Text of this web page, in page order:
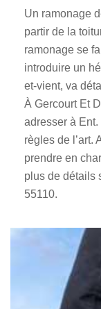
Un ramonage
partir de la
ramonage se
introduire un
et-vient, va
À Gercourt Et
adresser à
règles de l’art.
prendre en
plus de détails
55110.